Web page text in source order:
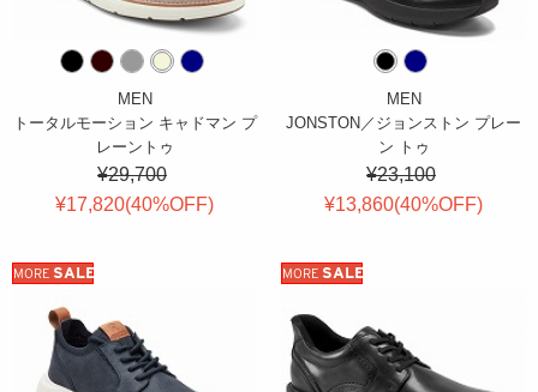
MEN
トータルモーション キャドマン プ
レーントゥ
¥29,700
¥17,820(40%OFF)
MEN
JONSTON／ジョンストン プレー
ン トゥ
¥23,100
¥13,860(40%OFF)
MORE SALE MORE SALE